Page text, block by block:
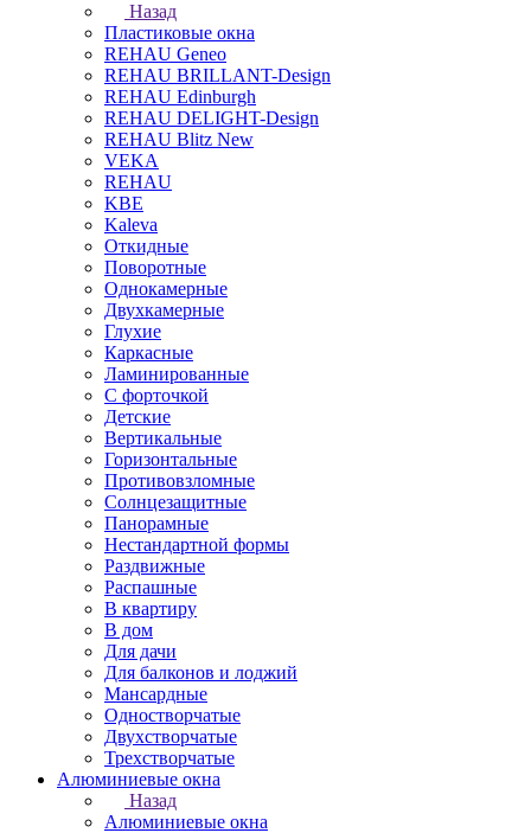
Назад
Пластиковые окна
REHAU Geneo
REHAU BRILLANT-Design
REHAU Edinburgh
REHAU DELIGHT-Design
REHAU Blitz New
VEKA
REHAU
KBE
Kaleva
Откидные
Поворотные
Однокамерные
Двухкамерные
Глухие
Каркасные
Ламинированные
С форточкой
Детские
Вертикальные
Горизонтальные
Противовзломные
Солнцезащитные
Панорамные
Нестандартной формы
Раздвижные
Распашные
В квартиру
В дом
Для дачи
Для балконов и лоджий
Мансардные
Одностворчатые
Двухстворчатые
Трехстворчатые
Алюминиевые окна
Назад
Алюминиевые окна